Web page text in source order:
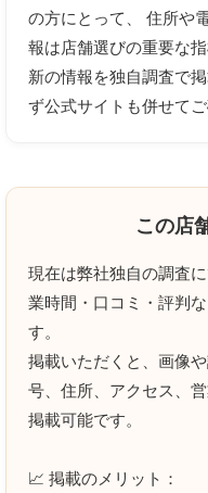
表示された文字を入力し
クチコミ内容 必須
の方にとって、 住所や
報は店舗選びの重要な
新の情報を独自調査で
ず公式サイトも併せてご
この店
現在は弊社独自の調査
業時間・口コミ・評判
す。
掲載いただくと、画像
号、住所、アクセス、
掲載可能です。
📈 掲載のメリット：